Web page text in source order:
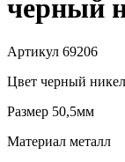
черный
Артикул 69206
Цвет черный
Размер 50,5мм
Материал металл